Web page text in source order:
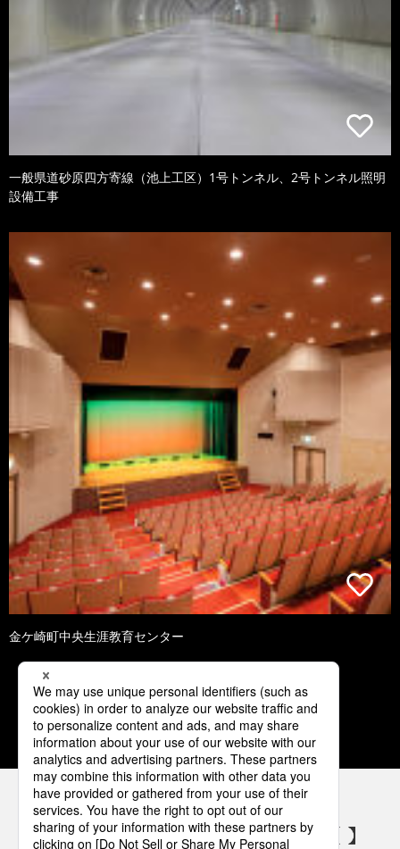
一般県道砂原四方寄線（池上工区）1号トンネル、2号トンネル照明
設備工事
金ケ崎町中央生涯教育センター
1 2 3 4 5
パナソニックの電気設備 SNSアカウント